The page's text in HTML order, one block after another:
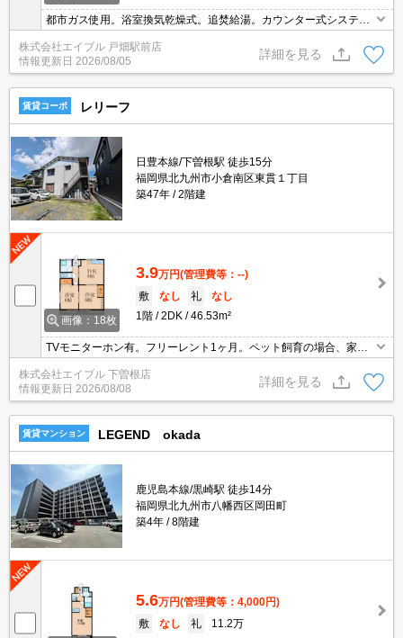
都市ガス使用。浴室換気乾燥式。追焚給湯。カウンター式システム
ートロック。
株式会社エイブル 戸畑駅前店
情報更新日 2026/08/05
詳細を見る
賃貸コーポ レリーフ
日豊本線/下曽根駅 徒歩15分
福岡県北九州市小倉南区東貫１丁目
築47年
2階建
画像：18枚
3.9万円(管理費等：--)
敷
なし 礼
なし
1階
2DK 46.53m²
TVモニターホン有。フリーレント1ヶ月。ペット飼育の場合、家賃
000円。
株式会社エイブル 下曽根店
情報更新日 2026/08/08
詳細を見る
賃貸マンション LEGEND okada
鹿児島本線/黒崎駅 徒歩14分
福岡県北九州市八幡西区岡田町
築4年
8階建
5.6万円(管理費等：4,000円)
敷
なし 礼
11.2万